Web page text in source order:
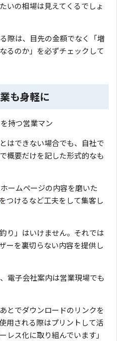
いの相場は見えてくるでしょ
際は、目先の金額でなく「増
るのか」を必ずチェックして
も身軽に
はできない場合でも、自社で
概要だけを記した形式的なも
ームページの内容を磨いた
をつけるなど工夫をして集客し
り」はいけません。それでは
ーを裏切らない内容を提供し
電子会社案内は営業現場でも
とでダウンロードのリンクを
用される際はプリントして活
レス化に取り組んでいます」